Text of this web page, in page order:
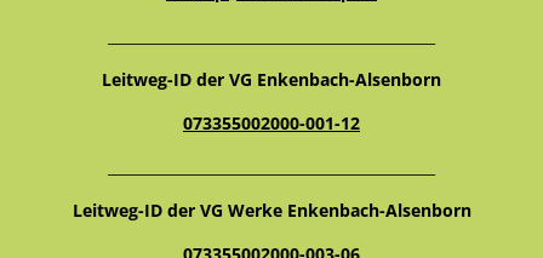
Leitweg-ID der VG Enkenbach-Alsenborn
073355002000-001-12
Leitweg-ID der VG Werke Enkenbach-Alsenborn